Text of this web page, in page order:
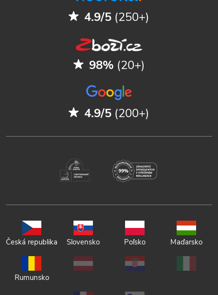
4.9/5 (250+)
98% (20+)
4.9/5 (200+)
Česká republika Slovensko Poľsko Maďarsko
Rumunsko